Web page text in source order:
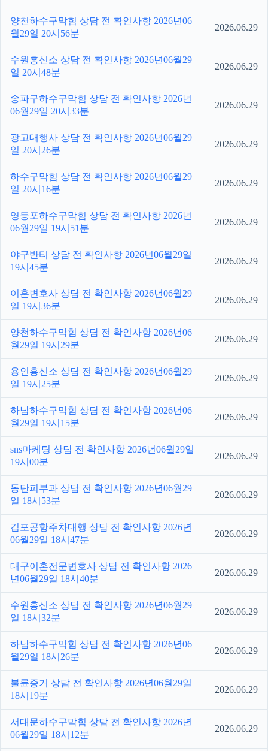
양천하수구막힘 상담 전 확인사항 2026년06
월29일 20시56분
2026.06.29
수원흥신소 상담 전 확인사항 2026년06월29
일 20시48분
2026.06.29
송파구하수구막힘 상담 전 확인사항 2026년
06월29일 20시33분
2026.06.29
광고대행사 상담 전 확인사항 2026년06월29
일 20시26분
2026.06.29
하수구막힘 상담 전 확인사항 2026년06월29
일 20시16분
2026.06.29
영등포하수구막힘 상담 전 확인사항 2026년
06월29일 19시51분
2026.06.29
야구반티 상담 전 확인사항 2026년06월29일
19시45분
2026.06.29
이혼변호사 상담 전 확인사항 2026년06월29
일 19시36분
2026.06.29
양천하수구막힘 상담 전 확인사항 2026년06
월29일 19시29분
2026.06.29
용인흥신소 상담 전 확인사항 2026년06월29
일 19시25분
2026.06.29
하남하수구막힘 상담 전 확인사항 2026년06
월29일 19시15분
2026.06.29
sns마케팅 상담 전 확인사항 2026년06월29일
19시00분
2026.06.29
동탄피부과 상담 전 확인사항 2026년06월29
일 18시53분
2026.06.29
김포공항주차대행 상담 전 확인사항 2026년
06월29일 18시47분
2026.06.29
대구이혼전문변호사 상담 전 확인사항 2026
년06월29일 18시40분
2026.06.29
수원흥신소 상담 전 확인사항 2026년06월29
일 18시32분
2026.06.29
하남하수구막힘 상담 전 확인사항 2026년06
월29일 18시26분
2026.06.29
불륜증거 상담 전 확인사항 2026년06월29일
18시19분
2026.06.29
서대문하수구막힘 상담 전 확인사항 2026년
06월29일 18시12분
2026.06.29